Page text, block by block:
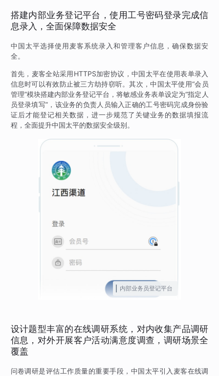
搭建内部业务登记平台，使用工号密码登录完成信
息录入，全面保障数据安全
中国太平选择使用麦客系统录入和管理客户信息，确保数据安
全。
首先，麦客全站采用HTTPS加密协议，中国太平在使用表单录入
信息时可以有效防止被三方劫持窃听。其次，中国太平使用“会员
管理”模块搭建内部业务登记平台，将敏感业务表单设定为“指定人
员登录填写”，该业务的负责人员输入正确的工号密码完成身份验
证后才能登记相关数据，进一步规范了关键业务的数据填报流
程，全面提升中国太平的数据安全级别。
内部业务员登记平台
设计题型丰富的在线调研系统，对内收集产品调研
信息，对外开展客户活动满意度调查，调研场景全
覆盖
问卷调研是评估工作质量的重要手段，中国太平引入麦客在线调